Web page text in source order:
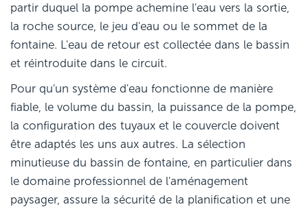
partir duquel la pompe achemine l'eau vers la sortie,
la roche source, le jeu d'eau ou le sommet de la
fontaine. L'eau de retour est collectée dans le bassin
et réintroduite dans le circuit.
Pour qu'un système d'eau fonctionne de manière
fiable, le volume du bassin, la puissance de la pompe,
la configuration des tuyaux et le couvercle doivent
être adaptés les uns aux autres. La sélection
minutieuse du bassin de fontaine, en particulier dans
le domaine professionnel de l'aménagement
paysager, assure la sécurité de la planification et une